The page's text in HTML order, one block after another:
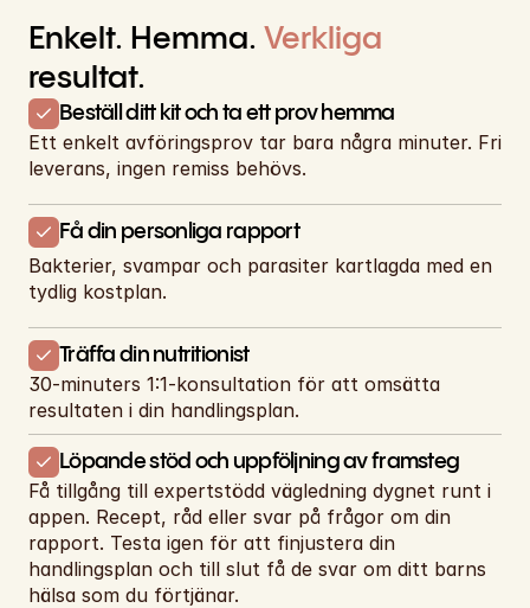
Enkelt. Hemma. Verkliga
resultat.
Beställ ditt kit och ta ett prov hemma
Ett enkelt avföringsprov tar bara några minuter. Fri
leverans, ingen remiss behövs.
Få din personliga rapport
Bakterier, svampar och parasiter kartlagda med en
tydlig kostplan.
Träffa din nutritionist
30-minuters 1:1-konsultation för att omsätta
resultaten i din handlingsplan.
Löpande stöd och uppföljning av framsteg
Få tillgång till expertstödd vägledning dygnet runt i
appen. Recept, råd eller svar på frågor om din
rapport. Testa igen för att finjustera din
handlingsplan och till slut få de svar om ditt barns
hälsa som du förtjänar.